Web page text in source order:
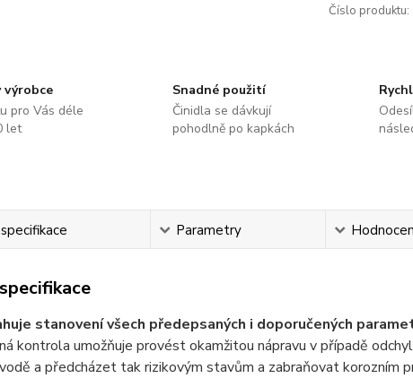
Číslo produktu:
výrobce
pro Vás déle
let
Snadné použití
Činidla se dávkují
pohodlně po kapkách
Parametry
stanovení všech předepsaných i doporučených
kontrola umožňuje provést okamžitou nápravu v případě
a předcházet tak rizikovým stavům a zabraňovat korozním